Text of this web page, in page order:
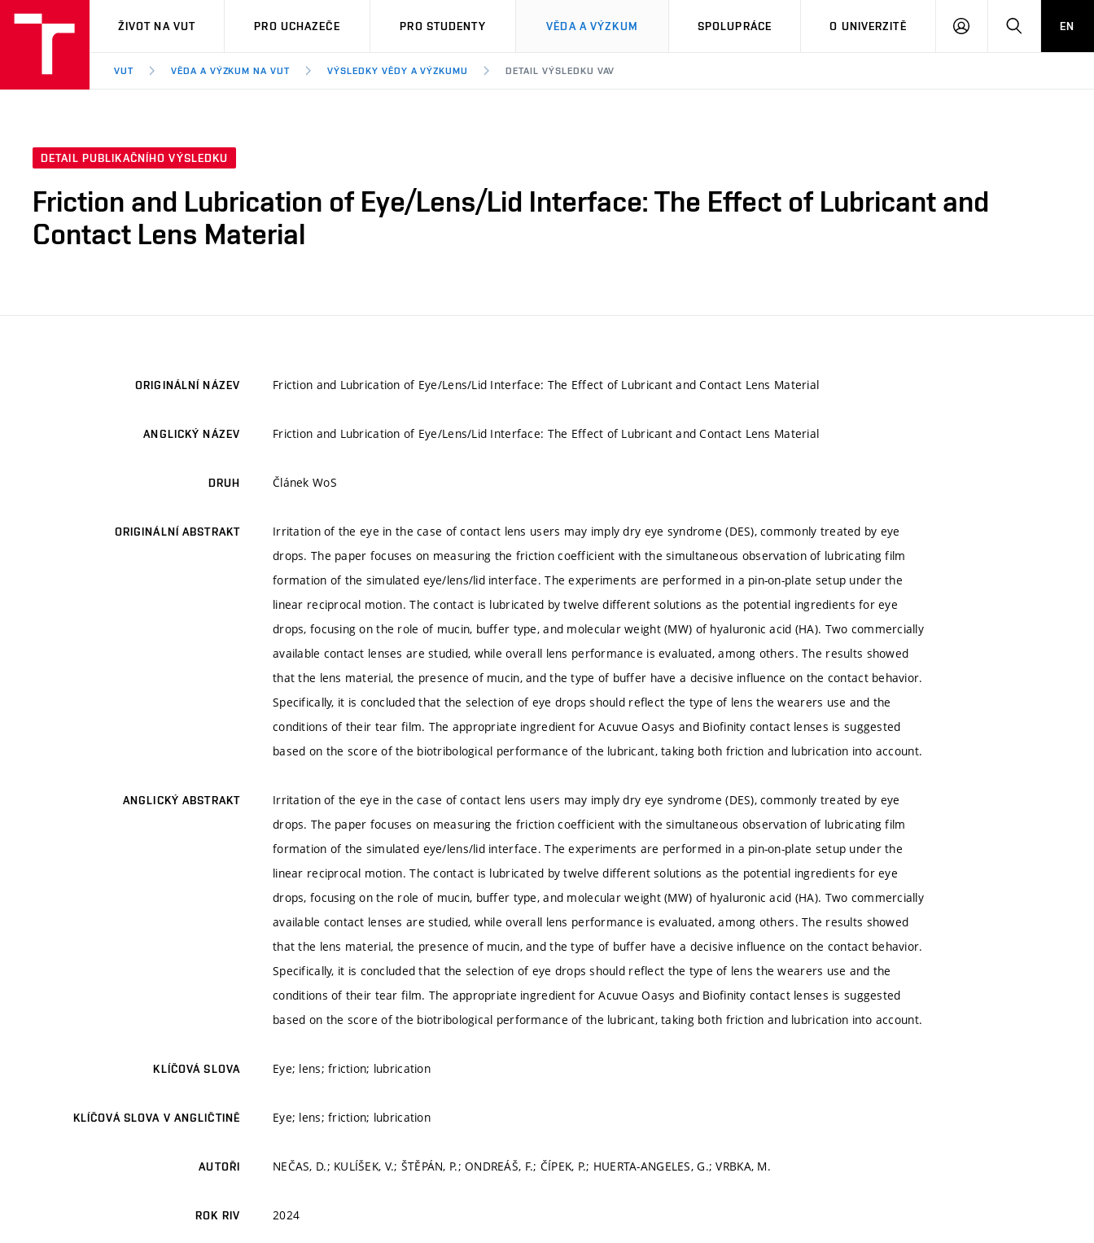
VUT
ŽIVOT NA VUT PRO UCHAZEČE PRO STUDENTY VĚDA A VÝZKUM SPOLUPRÁCE O UNIVERZITĚ
PŘIHLÁSIT HLEDATEN
VUT VĚDA A VÝZKUM NA VUT VÝSLEDKY VĚDY A VÝZKUMU DETAIL VÝSLEDKU VAV
DETAIL PUBLIKAČNÍHO VÝSLEDKU
Friction and Lubrication of Eye/Lens/Lid Interface: The Effect of Lubricant and
Contact Lens Material
ORIGINÁLNÍ NÁZEV Friction and Lubrication of Eye/Lens/Lid Interface: The Effect of Lubricant and Contact Lens Material
ANGLICKÝ NÁZEV Friction and Lubrication of Eye/Lens/Lid Interface: The Effect of Lubricant and Contact Lens Material
DRUH Článek WoS
ORIGINÁLNÍ ABSTRAKT
Irritation of the eye in the case of contact lens users may imply dry eye syndrome (DES), commonly treated by eye
drops. The paper focuses on measuring the friction coefficient with the simultaneous observation of lubricating film
formation of the simulated eye/lens/lid interface. The experiments are performed in a pin-on-plate setup under the
linear reciprocal motion. The contact is lubricated by twelve different solutions as the potential ingredients for eye
drops, focusing on the role of mucin, buffer type, and molecular weight (MW) of hyaluronic acid (HA). Two commercially
available contact lenses are studied, while overall lens performance is evaluated, among others. The results showed
that the lens material, the presence of mucin, and the type of buffer have a decisive influence on the contact behavior.
Specifically, it is concluded that the selection of eye drops should reflect the type of lens the wearers use and the
conditions of their tear film. The appropriate ingredient for Acuvue Oasys and Biofinity contact lenses is suggested
based on the score of the biotribological performance of the lubricant, taking both friction and lubrication into account.
ANGLICKÝ ABSTRAKT
Irritation of the eye in the case of contact lens users may imply dry eye syndrome (DES), commonly treated by eye
drops. The paper focuses on measuring the friction coefficient with the simultaneous observation of lubricating film
formation of the simulated eye/lens/lid interface. The experiments are performed in a pin-on-plate setup under the
linear reciprocal motion. The contact is lubricated by twelve different solutions as the potential ingredients for eye
drops, focusing on the role of mucin, buffer type, and molecular weight (MW) of hyaluronic acid (HA). Two commercially
available contact lenses are studied, while overall lens performance is evaluated, among others. The results showed
that the lens material, the presence of mucin, and the type of buffer have a decisive influence on the contact behavior.
Specifically, it is concluded that the selection of eye drops should reflect the type of lens the wearers use and the
conditions of their tear film. The appropriate ingredient for Acuvue Oasys and Biofinity contact lenses is suggested
based on the score of the biotribological performance of the lubricant, taking both friction and lubrication into account.
KLÍČOVÁ SLOVA Eye; lens; friction; lubrication
KLÍČOVÁ SLOVA V ANGLIČTINĚ Eye; lens; friction; lubrication
AUTOŘI NEČAS, D.; KULÍŠEK, V.; ŠTĚPÁN, P.; ONDREÁŠ, F.; ČÍPEK, P.; HUERTA-ANGELES, G.; VRBKA, M.
ROK RIV 2024